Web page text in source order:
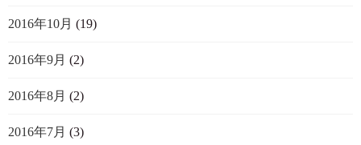
2016年10月 (19)
2016年9月 (2)
2016年8月 (2)
2016年7月 (3)